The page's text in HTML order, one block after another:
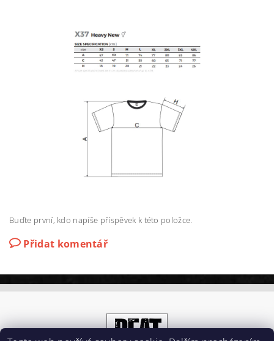
Buďte první, kdo napíše příspěvek k této položce.
Přidat komentář